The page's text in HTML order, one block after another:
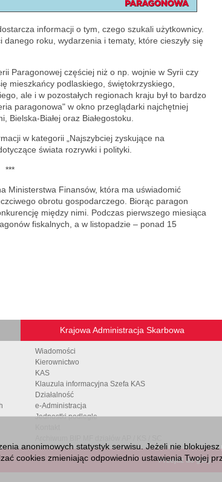
informacji o tym, czego szukali użytkownicy.
roku, wydarzenia i tematy, które cieszyły się
Paragonowej częściej niż o np. wojnie w Syrii czy
mieszkańcy podlaskiego, świętokrzyskiego,
ale i w pozostałych regionach kraju był to bardzo
paragonowa" w okno przeglądarki najchętniej
Bielska-Białej oraz Białegostoku.
w kategorii „Najszybciej zyskujące na
świata rozrywki i polityki.
***
Ministerstwa Finansów, która ma uświadomić
obrotu gospodarczego. Biorąc paragon
między nimi. Podczas pierwszego miesiąca
fiskalnych, a w listopadzie – ponad 15
Krajowa Administracja Skarbowa
Wiadomości
Kierownictwo
KAS
Klauzula informacyjna Szefa KAS
Działalność
e-Administracja
Jednostki podległe
Przejdź do góry
anonimowych statystyk serwisu. Jeżeli nie blokujesz
cookies zmieniając odpowiednio ustawienia Twojej